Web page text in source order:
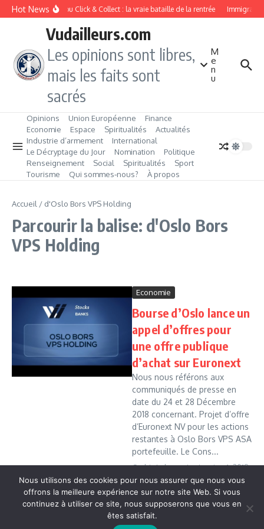
Aller au contenu
Hot NewsDrive ou Click & Collect : la vraie bataille de la rentrée
Vudailleurs.com
Les opinions sont libres,
mais les faits sont
sacrés
M
e
n
u
Opinions Union Européenne
Finance
Economie
Espace Spiritualités
Actualités
Industrie d’armement
International
Le Décryptage du Jour
Nomination
Politique
Renseignement
Social Spiritualités
Sport
Tourisme
Qui sommes‑nous? À propos
Accueil / d'Oslo Bors VPS Holding
Parcourir la balise: d'Oslo Bors
VPS Holding
Economie
Bourse d’Oslo lance un
appel d’offres pour
une offre publique
d’achat sur Euronext
Nous nous référons aux
communiqués de presse en
date du 24 et 28 Décembre
2018 concernant. Projet d’offre
d’Euronext NV pour les actions
restantes à Oslo Bors VPS ASA
portefeuille. Le Cons...
Cedric Leboussi janvier 4, 2019
Read More
Copyright © 2026 Vudailleurs.com | Réalisé par
Nous utilisons des cookies pour nous assurer que nous vous
offrons la meilleure expérience sur notre site Web. Si vous
continuez à utiliser ce site, nous supposerons que vous en
êtes satisfait.